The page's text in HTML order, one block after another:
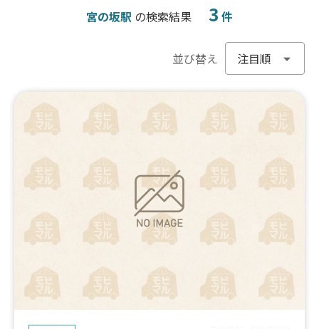
宮の坂駅 の検索結果 3 件
並び替え